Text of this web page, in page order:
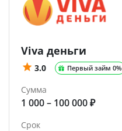
Viva деньги
3.0 Первый займ 0%
Сумма
1 000 – 100 000 ₽
Срок